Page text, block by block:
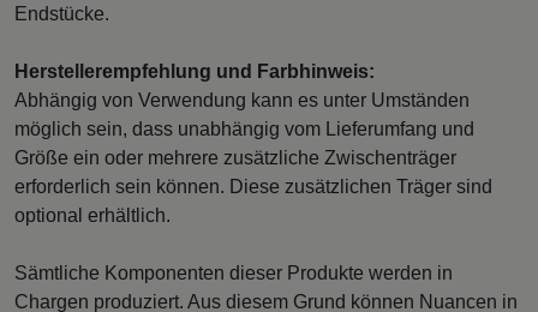
Endstücke.
Herstellerempfehlung und Farbhinweis:
Abhängig von Verwendung kann es unter Umständen
möglich sein, dass unabhängig vom Lieferumfang und
Größe ein oder mehrere zusätzliche Zwischenträger
erforderlich sein können. Diese zusätzlichen Träger sind
optional erhältlich.
Sämtliche Komponenten dieser Produkte werden in
Chargen produziert. Aus diesem Grund können Nuancen in